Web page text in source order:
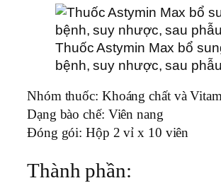
Thuốc Astymin Max bổ
bệnh, suy nhược, sau
Nhóm thuốc: Khoáng chất và
Dạng bào chế: Viên nang
Đóng gói:Hộp 2 vỉ x 10 viên
Thành phần: